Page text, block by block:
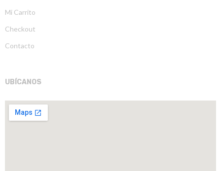
Mi Carrito
Checkout
Contacto
UBÍCANOS